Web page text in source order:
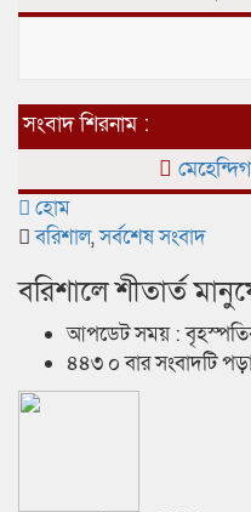
সংবাদ শিরনাম :
হোম
বরিশাল,সর্বশেষ সংবাদ
বরিশালে শীতার্ত
আপডেট সময় :
৪৪৩ ০ বার সংবাদটি